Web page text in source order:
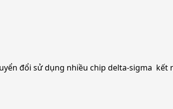
đổi sử dụng nhiều chip delta-sigma